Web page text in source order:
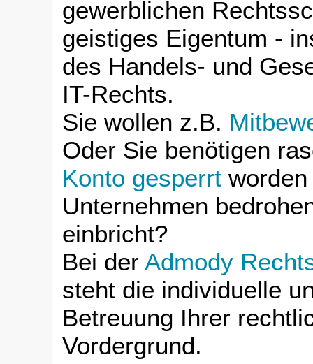
gewerblichen
geistiges Eigentum -
des Handels- und
IT-Rechts.
Sie wollen z.B.
Oder Sie benötigen
Konto gesperrt
Unternehmen
einbricht?
Bei der Admody
steht die individuelle
Betreuung Ihrer
Vordergrund.